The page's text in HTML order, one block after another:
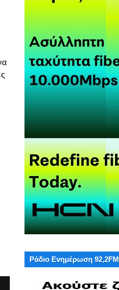
Ράδιο Ενημέρωση 92,2FM